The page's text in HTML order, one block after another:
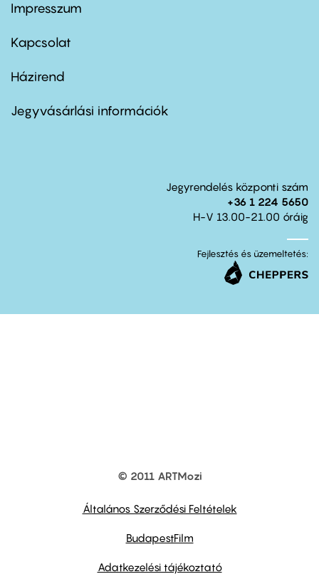
Footer
first
Impresszum
Kapcsolat
Footer
second
Házirend
Jegyvásárlási információk
Jegyrendelés központi szám
+36 1 224 5650
H-V 13.00-21.00 óráig
Fejlesztés és üzemeltetés:
© 2011 ARTMozi
Általános Szerződési Feltételek
BudapestFilm
Adatkezelési tájékoztató